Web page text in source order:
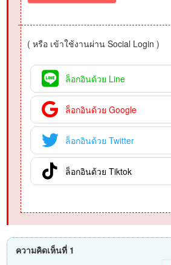
( หรือ เข้าใช้งานผ่าน Social Login )
ล็อกอินด้วย Line
ล็อกอินด้วย Google
ล็อกอินด้วย Twitter
ล็อกอินด้วย Tiktok
ความคิดเห็นที่ 1